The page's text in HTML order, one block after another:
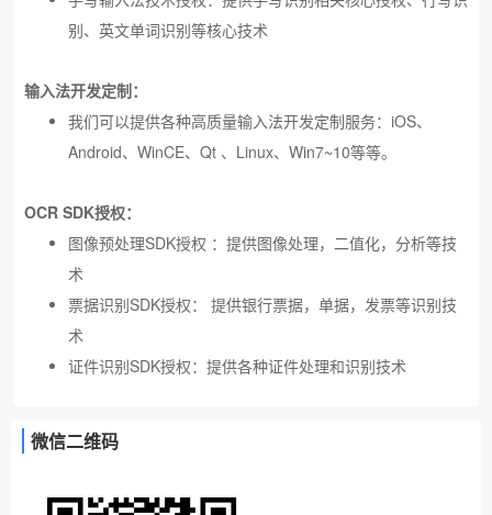
别、英文单词识别等核心技术
输入法开发定制：
我们可以提供各种高质量输入法开发定制服务：iOS、
Android、WinCE、Qt 、Linux、Win7~10等等。
OCR SDK授权：
图像预处理SDK授权 ：提供图像处理，二值化，分析等技
术
票据识别SDK授权：
提供银行票据，单据，发票等识别技
术
证件识别SDK授权：提供各种证件处理和识别技术
微信二维码